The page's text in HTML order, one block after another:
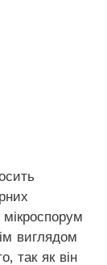
виглядом
так як він